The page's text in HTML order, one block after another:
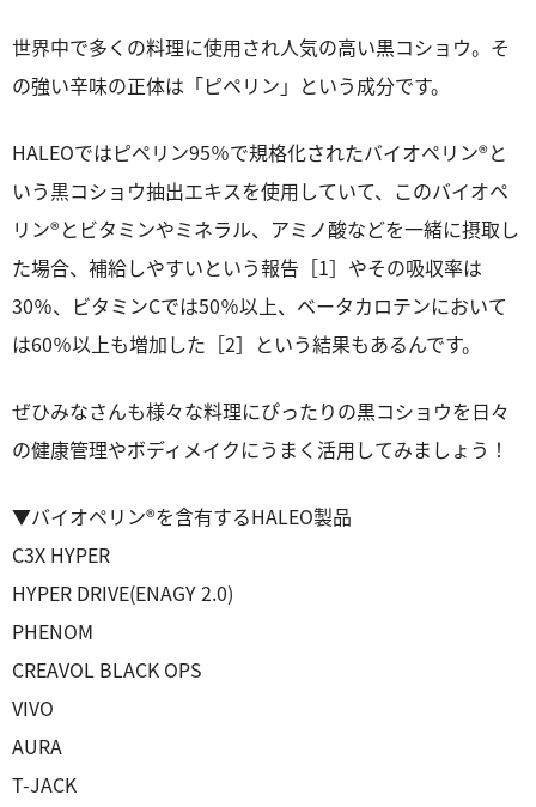
世界中で多くの料理に使用され人気の高い黒コショウ。そ
の強い辛味の正体は「ピペリン」という成分です。
HALEOではピペリン95％で規格化されたバイオペリン®と
いう黒コショウ抽出エキスを使用していて、このバイオペ
リン®とビタミンやミネラル、アミノ酸などを一緒に摂取し
た場合、補給しやすいという報告［1］やその吸収率は
30％、ビタミンCでは50％以上、ベータカロテンにおいて
は60％以上も増加した［2］という結果もあるんです。
ぜひみなさんも様々な料理にぴったりの黒コショウを日々
の健康管理やボディメイクにうまく活用してみましょう！
▼バイオペリン®を含有するHALEO製品
C3X HYPER
HYPER DRIVE(ENAGY 2.0)
PHENOM
CREAVOL BLACK OPS
VIVO
AURA
T-JACK